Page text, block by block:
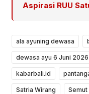
Aspirasi RUU
ala ayuning dewasa
dewasa ayu 6 Juni 2026
kabarbali.id
Satria Wirang Semut